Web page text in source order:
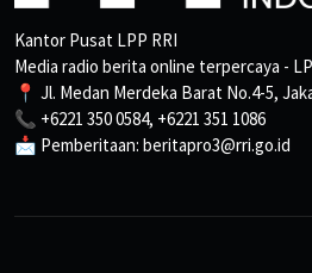
Kantor Pusat LPP RRI
Media radio berita online terpercaya -
📍 Jl. Medan Merdeka Barat No.4-5,
📞 +6221 350 0584, +6221 351 1086
📩 Pemberitaan: beritapro3@rri.go.id